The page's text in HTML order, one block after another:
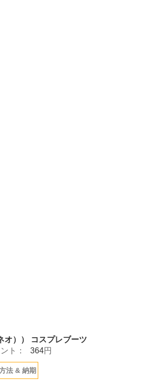
オ）） コスプレブーツ
ト： 364円
法 & 納期